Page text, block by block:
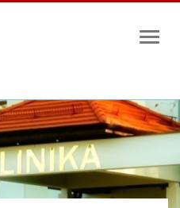
Toggle